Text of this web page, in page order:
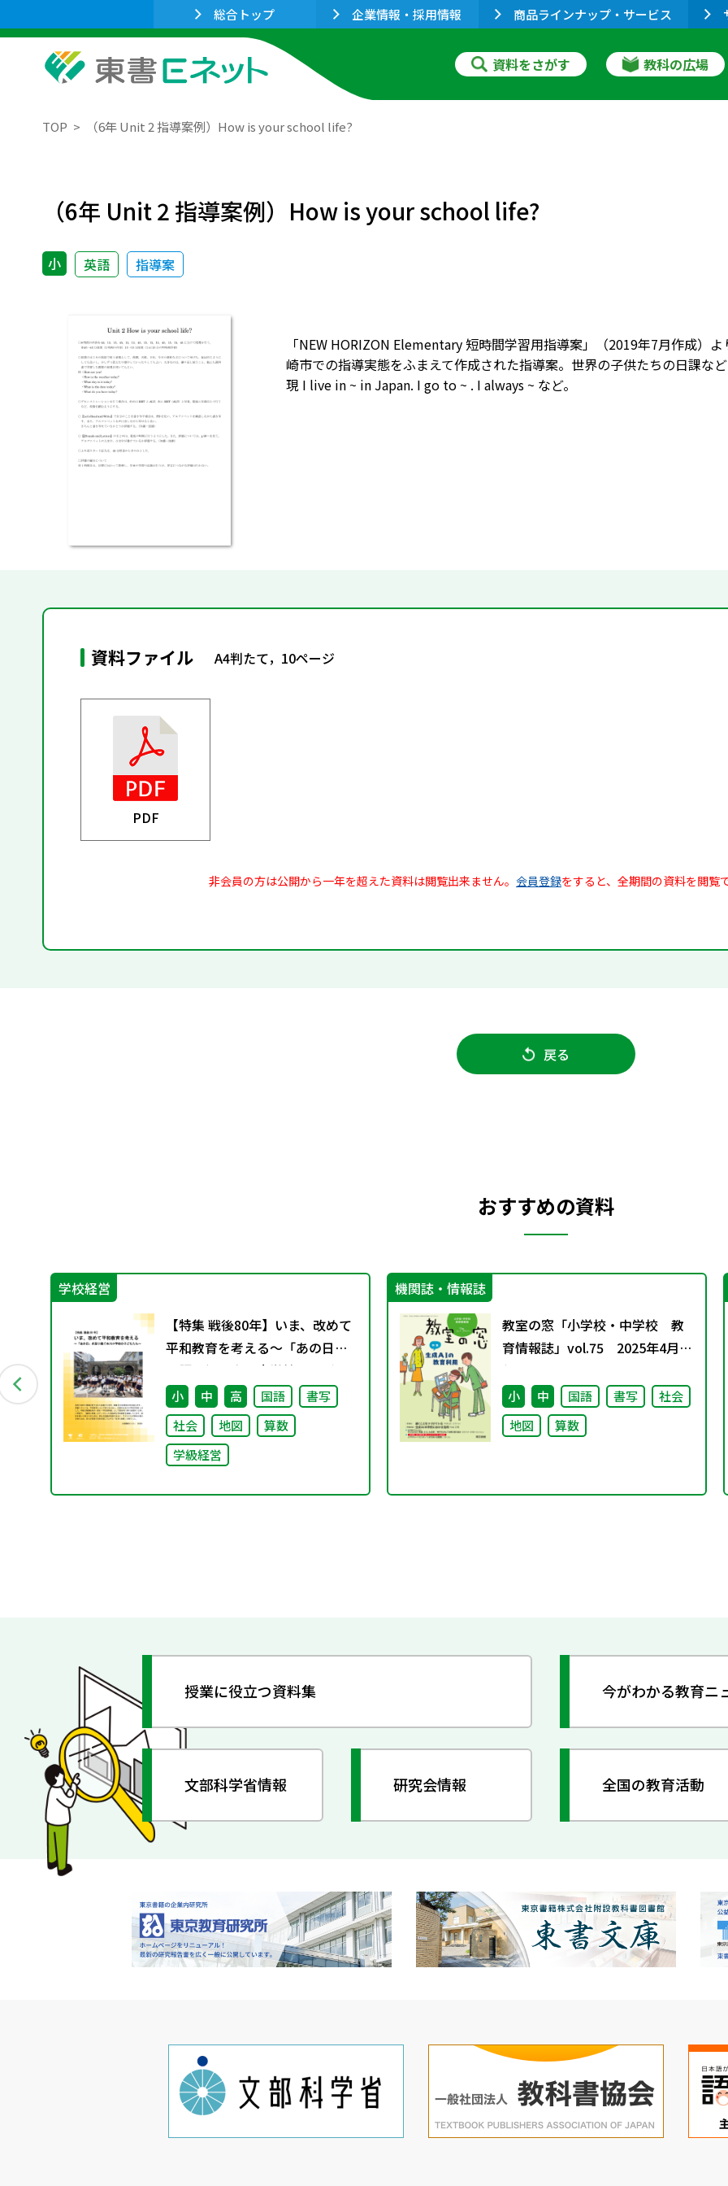
総合トップ 企業情報・採用情報 商品ラインナップ・サービス
資料をさがす 教科の広場
TOP （6年 Unit 2 指導案例）How is your school life?
（6年 Unit 2 指導案例）How is your school life?
小 英語 指導案
「NEW HORIZON Elementary 短時間学習用指導案」（2019年7月作成
崎市での指導実態をふまえて作成された指導案。世界の子供たちの日課な
現 I live in ~ in Japan. I go to ~ . I always ~ など。
資料ファイル A4判たて，10ページ
PDF
非会員の方は公開から一年を超えた資料は閲覧出来ません。 会員登録をすると、全期間の資料を閲覧
戻る
おすすめの資料
学校経営
【特集 戦後80年】いま、改めて
平和教育を考える〜「あの日」
を語り継ぐ本川小学校の子ども
たち〜
小 中 高 国語
書写
社会
地図
算数
学級経営
機関誌・情報誌
教室の窓「小学校・中学校 教
育情報誌」vol.75 2025年4月発
行
小 中 国語 書写
社会
地図
算数
授業に役立つ資料集 今がわかる教育ニ
文部科学省情報 研究会情報 全国の教育活動